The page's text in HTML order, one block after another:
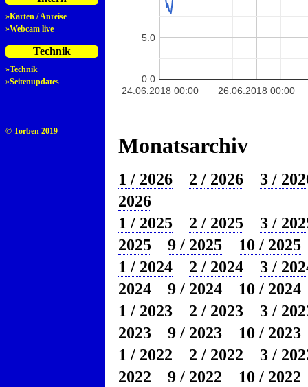
»Karten / Anreise
»Webcam live
Technik
»Technik
»Seitenupdates
© Torben 2019
24.06.2018 00:00 26.06.2018 00:00
0.0
5.0
Monatsarchiv
1 / 2026 2 / 2026
3 /
2026
1 / 2025
2 / 2025
3 /
2025
9 / 2025
10 / 2025
1 / 2024
2 / 2024
3 /
2024
9 / 2024
10 / 2024
1 / 2023
2 / 2023
3 /
2023
9 / 2023
10 / 2023
1 / 2022
2 / 2022
3 /
2022
9 / 2022
10 / 2022